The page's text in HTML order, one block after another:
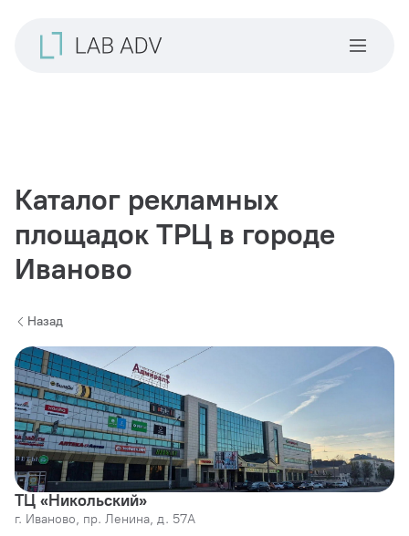
Каталог рекламных
площадок ТРЦ в городе
Иваново
Назад
ТЦ «Никольский»
г. Иваново, пр. Ленина, д. 57А